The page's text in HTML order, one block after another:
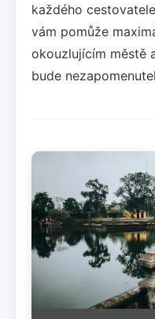
každého
vám pomůže
okouzlujícím městě
bude